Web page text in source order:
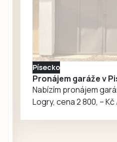
Písecko
Nabízím pronájem
Logry, cena 2 800, – Kč